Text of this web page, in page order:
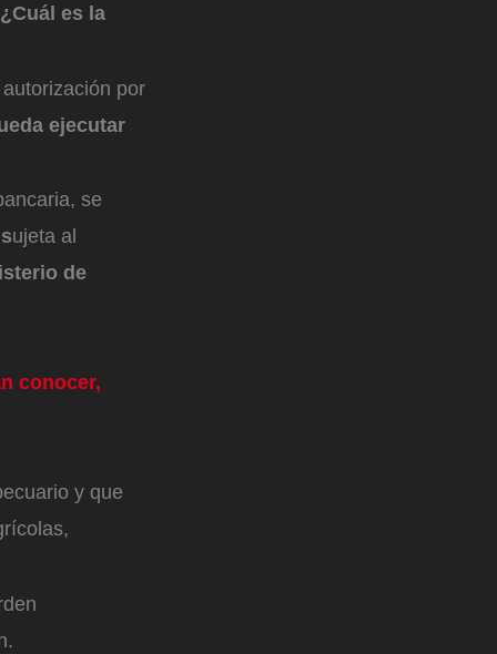
¿Cuál es la
por
ejecutar
se
ujeta al
de
conocer,
y que